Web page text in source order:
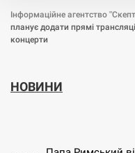
Інформаційне агентство
планує додати прямі
концерти
НОВИНИ